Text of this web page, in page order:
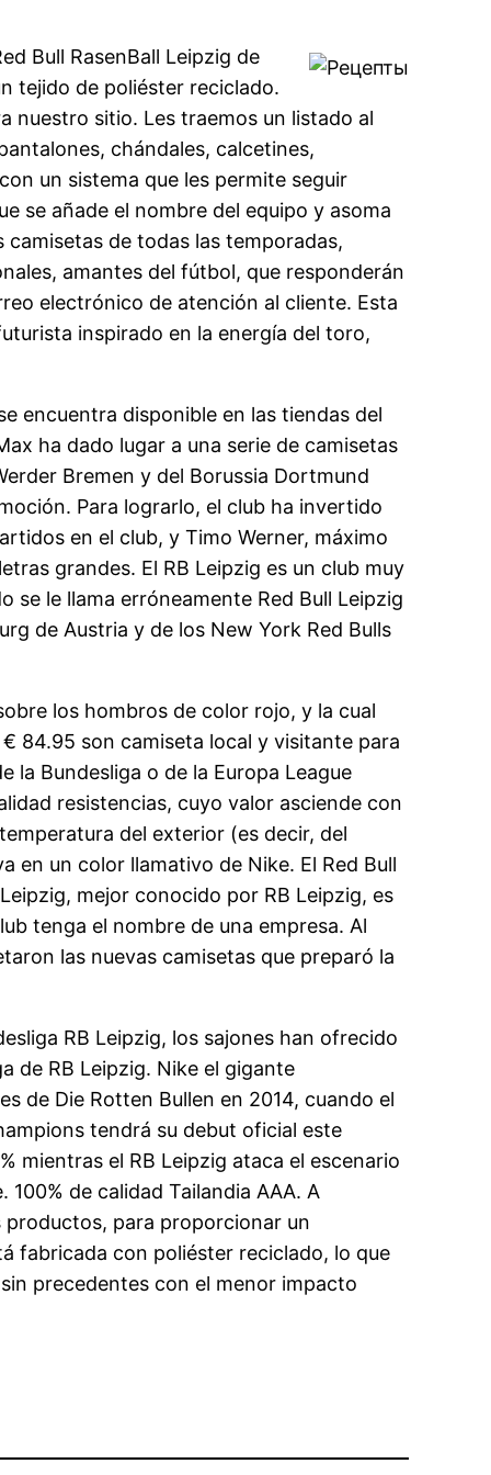
Bull RasenBall Leipzig de
tejido de poliéster reciclado.
nuestro sitio. Les traemos un listado al
chándales, calcetines,
un sistema que les permite seguir
se añade el nombre del equipo y asoma
de todas las temporadas,
amantes del fútbol, que responderán
electrónico de atención al cliente. Esta
inspirado en la energía del toro,
encuentra disponible en las tiendas del
ha dado lugar a una serie de camisetas
Bremen y del Borussia Dortmund
Para lograrlo, el club ha invertido
en el club, y Timo Werner, máximo
grandes. El RB Leipzig es un club muy
se le llama erróneamente Red Bull Leipzig
de Austria y de los New York Red Bulls
los hombros de color rojo, y la cual
84.95 son camiseta local y visitante para
la Bundesliga o de la Europa League
resistencias, cuyo valor asciende con
del exterior (es decir, del
en un color llamativo de Nike. El Red Bull
mejor conocido por RB Leipzig, es
tenga el nombre de una empresa. Al
las nuevas camisetas que preparó la
RB Leipzig, los sajones han ofrecido
de RB Leipzig. Nike el gigante
de Die Rotten Bullen en 2014, cuando el
tendrá su debut oficial este
mientras el RB Leipzig ataca el escenario
de calidad Tailandia AAA. A
productos, para proporcionar un
fabricada con poliéster reciclado, lo que
precedentes con el menor impacto